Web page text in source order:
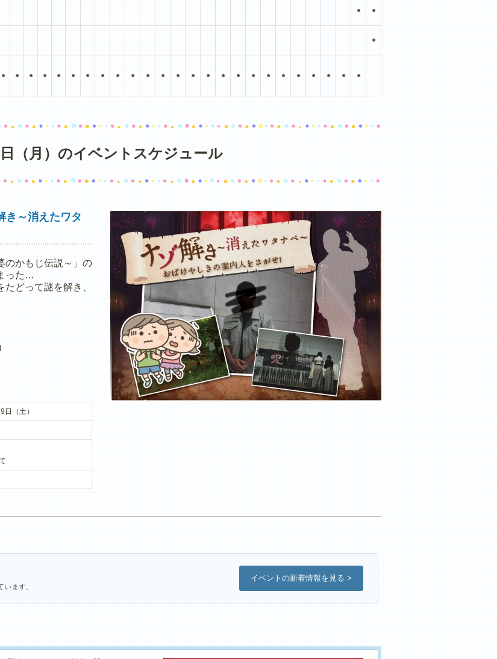
● ●
●
● ● ● ● ● ● ● ● ● ● ● ● ● ● ● ● ● ● ● ● ● ● ● ● ●
（月）のイベントスケジュール
き～消えたワタ
のかもじ伝説～」の
った…
どって謎を解き、
（土）
ます。
イベントの新着情報を見る >